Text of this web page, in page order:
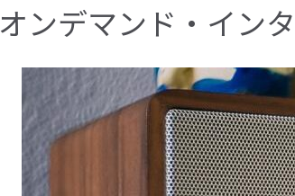
オンデマンド・イン